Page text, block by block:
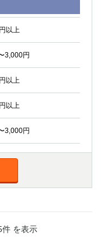
以上
3,000円
以上
以上
3,000円
件 を表示